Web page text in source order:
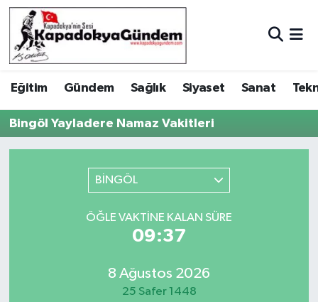
Eğitim Gündem Sağlık Siyaset Sanat
Bingöl Yayladere Namaz Vakitleri
BİNGÖL
ÖĞLE VAKTINE KALAN SÜRE
09:37
8 Ağustos 2026
25 Safer 1448
Hava Durumu
Trafik Durumu
Süper Lig Puan Durumu ve Fikstür